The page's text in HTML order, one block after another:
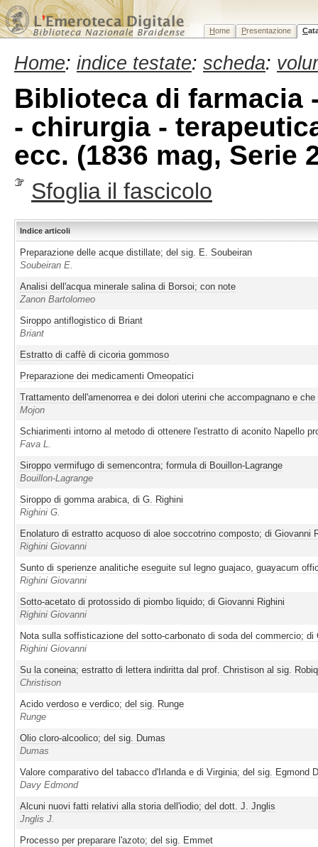
Home Presentazione C
Home: indice testate: scheda:
Biblioteca di farmacia
- chirurgia -
ecc. (1836 mag, Serie
Sfoglia il fascicolo
Indice articoli
Preparazione delle acque distillate; del sig. E. Soubeiran
Soubeiran E.
Analisi dell'acqua minerale salina di Borsoi; con note
Zanon Bartolomeo
Siroppo antiflogistico di Briant
Briant
Estratto di caffè di cicoria gommoso
Preparazione dei medicamenti Omeopatici
Trattamento dell'amenorrea e dei dolori uterini che accompagnano e
Mojon
Schiarimenti intorno al metodo di ottenere l'estratto di aconito Napello
Fava L.
Siroppo vermifugo di semencontra; formula di Bouillon-Lagrange
Bouillon-Lagrange
Siroppo di gomma arabica, di G. Righini
Righini G.
Enolaturo di estratto acquoso di aloe soccotrino composto; di Giovanni
Righini Giovanni
Sunto di sperienze analitiche eseguite sul legno guajaco, guayacum
Righini Giovanni
Sotto-acetato di protossido di piombo liquido; di Giovanni Righini
Righini Giovanni
Nota sulla soffisticazione del sotto-carbonato di soda del commercio;
Righini Giovanni
Su la coneina; estratto di lettera indiritta dal prof. Christison al sig.
Christison
Acido verdoso e verdico; del sig. Runge
Runge
Olio cloro-alcoolico; del sig. Dumas
Dumas
Valore comparativo del tabacco d'Irlanda e di Virginia; del sig. Egmond
Davy Edmond
Alcuni nuovi fatti relativi alla storia dell'iodio; del dott. J. Jnglis
Jnglis J.
Processo per preparare l'azoto; del sig. Emmet